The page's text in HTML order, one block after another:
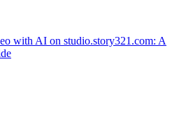
with AI on studio.story321.com: A